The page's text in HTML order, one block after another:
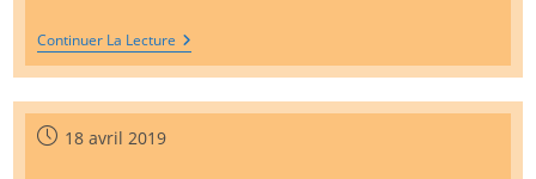
Continuer La Lecture Un
Musicien
Sur
Le
Chemin
Publication
18 avril 2019